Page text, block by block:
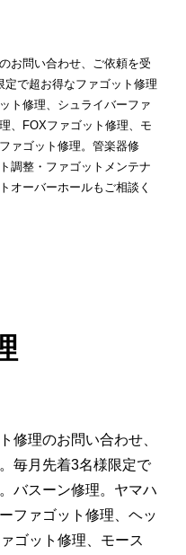
お問い合わせ、ご依頼を受
で超お得なファゴット修理
ト修理、シュライバーファ
、FOXファゴット修理、モ
ァゴット修理。管楽器修
調整・ファゴットメンテナ
オーバーホールもご相談く
修理のお問い合わせ、
毎月先着3名様限定で
バスーン修理。ヤマハ
ファゴット修理、ヘッ
ゴット修理、モース